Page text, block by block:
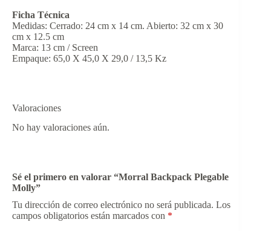
Ficha Técnica
Medidas: Cerrado: 24 cm x 14 cm. Abierto: 32 cm x 30
cm x 12.5 cm
Marca: 13 cm / Screen
Empaque: 65,0 X 45,0 X 29,0 / 13,5 Kz
Valoraciones
No hay valoraciones aún.
Sé el primero en valorar “Morral Backpack Plegable
Molly”
Tu dirección de correo electrónico no será publicada. Los
campos obligatorios están marcados con *